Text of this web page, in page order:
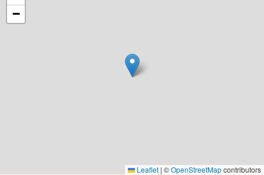
−
Leaflet | ©OpenStreetMapcontributors